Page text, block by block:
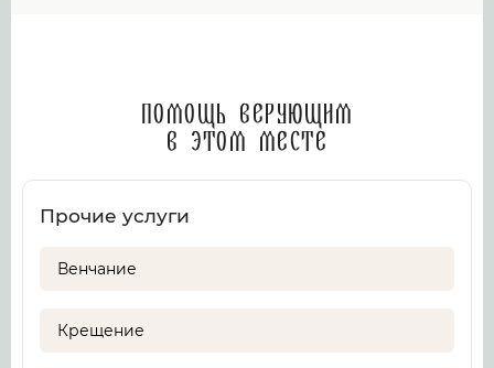
Помощь верующим
в этом месте
Прочие услуги
Венчание
Крещение